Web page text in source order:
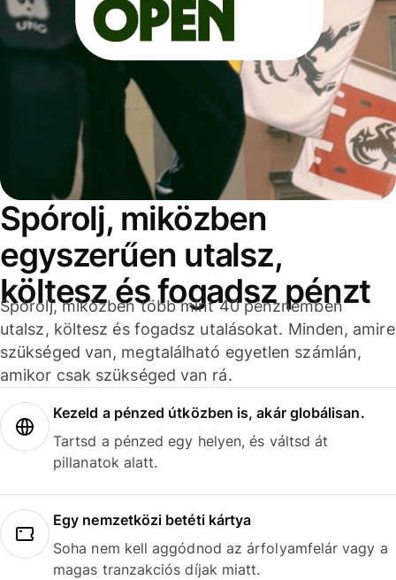
Spórolj, miközben
egyszerűen utalsz,
költesz és fogadsz pénzt
Spórolj, miközben több mint 40 pénznemben
utalsz, költesz és fogadsz utalásokat. Minden, amire
szükséged van, megtalálható egyetlen számlán,
amikor csak szükséged van rá.
Kezeld a pénzed útközben is, akár globálisan.
Tartsd a pénzed egy helyen, és váltsd át
pillanatok alatt.
Egy nemzetközi betéti kártya
Soha nem kell aggódnod az árfolyamfelár vagy a
magas tranzakciós díjak miatt.